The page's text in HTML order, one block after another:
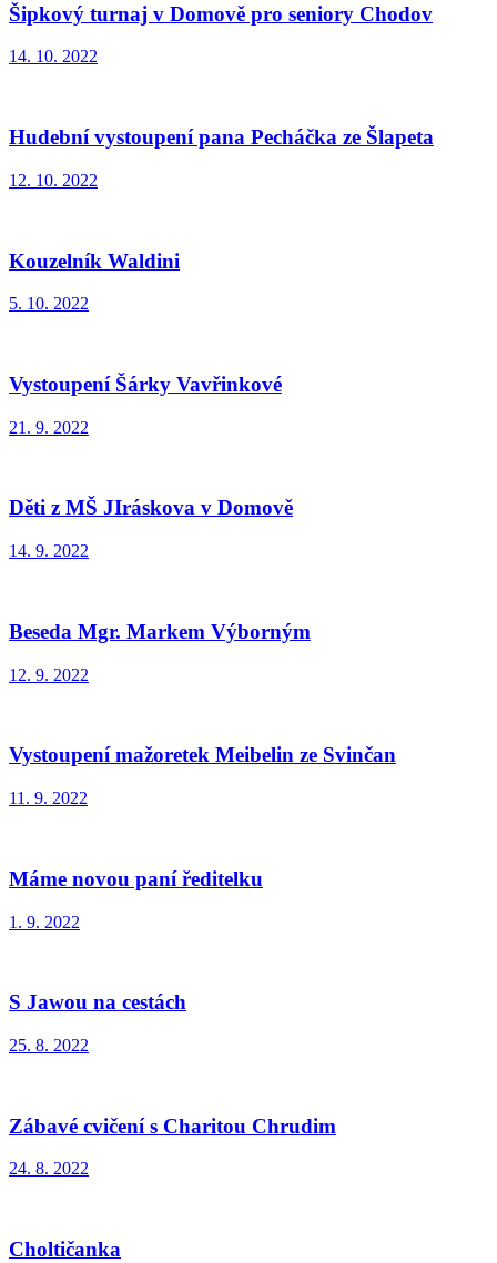
Šipkový turnaj v Domově pro seniory Chodov
14. 10. 2022
Hudební vystoupení pana Pecháčka ze Šlapeta
12. 10. 2022
Kouzelník Waldini
5. 10. 2022
Vystoupení Šárky Vavřinkové
21. 9. 2022
Děti z MŠ JIráskova v Domově
14. 9. 2022
Beseda Mgr. Markem Výborným
12. 9. 2022
Vystoupení mažoretek Meibelin ze Svinčan
11. 9. 2022
Máme novou paní ředitelku
1. 9. 2022
S Jawou na cestách
25. 8. 2022
Zábavé cvičení s Charitou Chrudim
24. 8. 2022
Choltičanka